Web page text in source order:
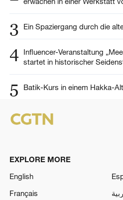
3 Ein Spaziergang durch die
4 Influencer-Veranstaltung
startet in historischer
5 Batik-Kurs in einem Hakka-
EXPLORE MORE
English
Français